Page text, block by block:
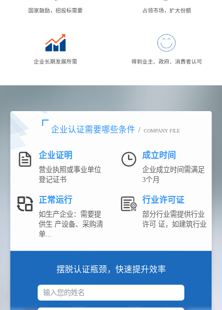
国家鼓励，招投标需要 占领市场，扩大份额
企业长期发展所需 得到业主、政府、消费者认可
企业认证需要哪些条件 / COMPANY FILE
企业证明
营业执照或事业单位
登记证书
成立时间
企业成立时间需满足
3个月
正常运行
如生产企业：需要提
供生 产设备、采购清
单...
行业许可证
部分行业需提供行业
许可 证，如建筑行业
摆脱认证瓶颈，快速提升效率
输入您的姓名